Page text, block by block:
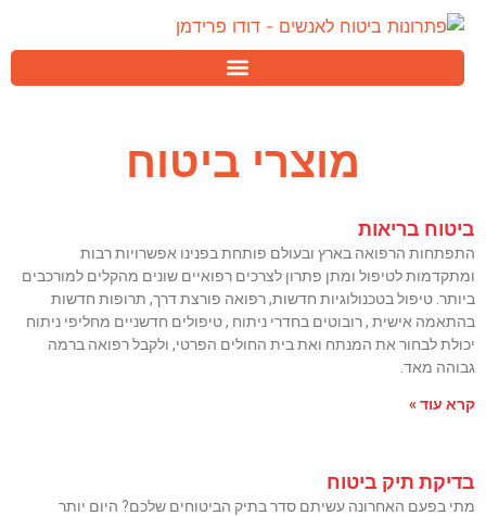
מוצרי ביטוח
ביטוח בריאות
התפתחות הרפואה בארץ ובעולם פותחת בפנינו אפשרויות רבות
ומתקדמות לטיפול ומתן פתרון לצרכים רפואיים שונים מהקלים למורכבים
ביותר. טיפול בטכנולוגיות חדשות, רפואה פורצת דרך, תרופות חדשות
בהתאמה אישית , רובוטים בחדרי ניתוח , טיפולים חדשניים מחליפי ניתוח
יכולת לבחור את המנתח ואת בית החולים הפרטי, ולקבל רפואה ברמה
גבוהה מאד.
קרא עוד »
בדיקת תיק ביטוח
מתי בפעם האחרונה עשיתם סדר בתיק הביטוחים שלכם? היום יותר